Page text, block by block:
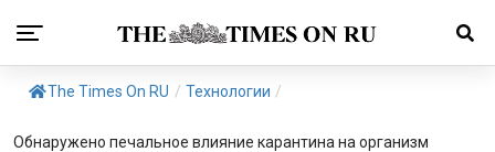
The Times On RU / Технологии /
Обнаружено печальное влияние карантина на организм